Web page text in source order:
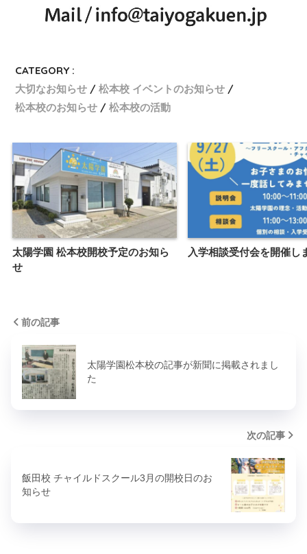
CATEGORY :
大切なお知らせ
松本校 イベントのお知らせ
松本校のお知らせ
松本校の活動
太陽学園 松本校開校予定のお知ら
せ
入学相談受付会を開催し
前の記事
太陽学園松本校の記事が新聞に掲載されまし
た
次の記事
飯田校 チャイルドスクール3月の開校日のお
知らせ